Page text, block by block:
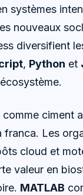
systèmes
nouveaux
diversifient
, Python et
comme ciment
franca. Les
cloud et
valeur en
MATLAB